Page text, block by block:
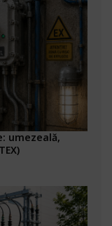
umezeală,